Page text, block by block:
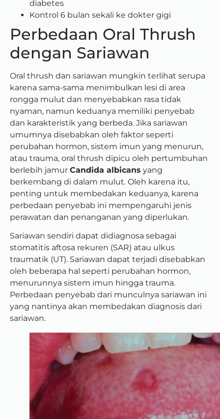
diabetes
Kontrol 6 bulan sekali ke dokter gigi
Perbedaan Oral Thrush
dengan Sariawan
Oral thrush dan sariawan mungkin terlihat serupa
karena sama-sama menimbulkan lesi di area
rongga mulut dan menyebabkan rasa tidak
nyaman, namun keduanya memiliki penyebab
dan karakteristik yang berbeda. Jika sariawan
umumnya disebabkan oleh faktor seperti
perubahan hormon, sistem imun yang menurun,
atau trauma, oral thrush dipicu oleh pertumbuhan
berlebih jamur Candida albicans yang
berkembang di dalam mulut. Oleh karena itu,
penting untuk membedakan keduanya, karena
perbedaan penyebab ini mempengaruhi jenis
perawatan dan penanganan yang diperlukan.
Sariawan sendiri dapat didiagnosa sebagai
stomatitis aftosa rekuren (SAR) atau ulkus
traumatik (UT). Sariawan dapat terjadi disebabkan
oleh beberapa hal seperti perubahan hormon,
menurunnya sistem imun hingga trauma.
Perbedaan penyebab dari munculnya sariawan ini
yang nantinya akan membedakan diagnosis dari
sariawan.